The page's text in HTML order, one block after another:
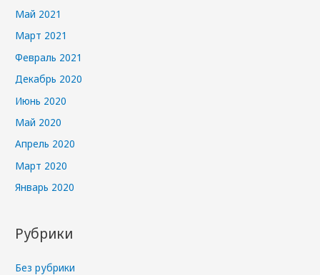
Май 2021
Март 2021
Февраль 2021
Декабрь 2020
Июнь 2020
Май 2020
Апрель 2020
Март 2020
Январь 2020
Рубрики
Без рубрики